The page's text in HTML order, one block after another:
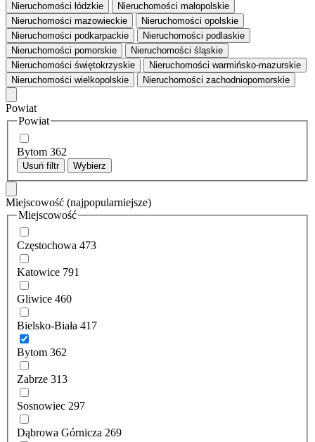
Nieruchomości łódzkie
Nieruchomości małopolskie
Nieruchomości mazowieckie
Nieruchomości opolskie
Nieruchomości podkarpackie
Nieruchomości podlaskie
Nieruchomości pomorskie
Nieruchomości śląskie
Nieruchomości świętokrzyskie
Nieruchomości warmińsko-mazurskie
Nieruchomości wielkopolskie
Nieruchomości zachodniopomorskie
Powiat
Powiat
Bytom 362
Usuń filtr Wybierz
Miejscowość (najpopularniejsze)
Miejscowość
Częstochowa 473
Katowice 791
Gliwice 460
Bielsko-Biała 417
Bytom 362
Zabrze 313
Sosnowiec 297
Dąbrowa Górnicza 269